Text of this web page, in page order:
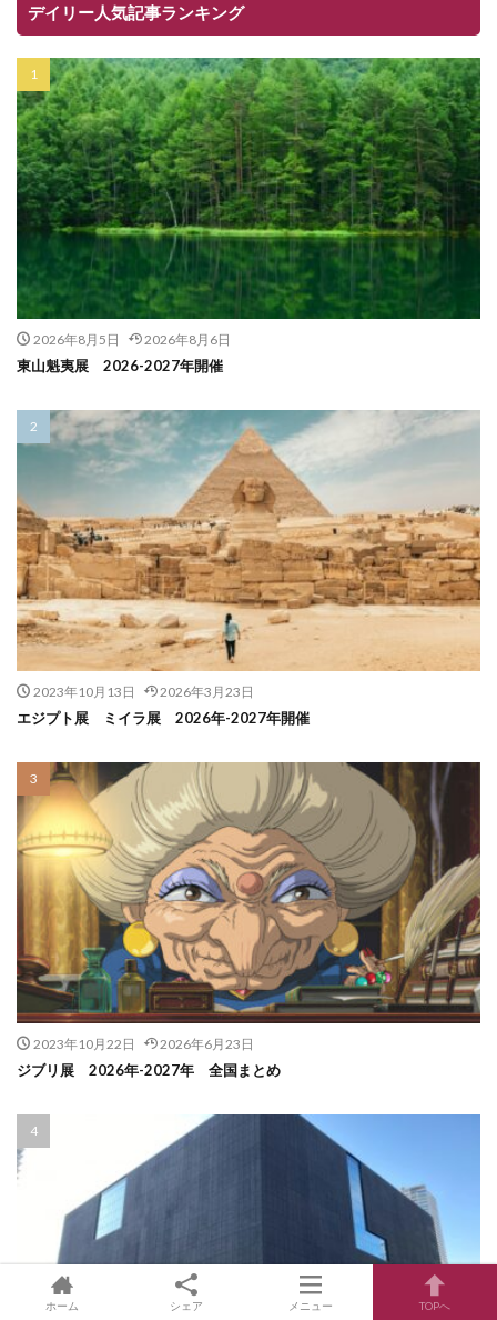
デイリー人気記事ランキング
2026年8月5日 2026年8月6日
東山魁夷展 2026-2027年開催
2023年10月13日 2026年3月23日
エジプト展 ミイラ展 2026年-2027年開催
2023年10月22日 2026年6月23日
ジブリ展 2026年-2027年 全国まとめ
ホーム シェア メニュー TOPへ